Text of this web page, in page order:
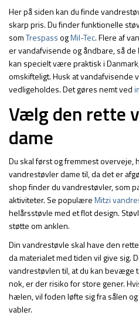
Her på siden kan du finde
skarp pris. Du finder funktionelle
somTrespassogMil-Tec. Flere af
er vandafvisende og åndbare, så de
kan specielt være praktisk i
omskifteligt. Husk at vandafvisende
vedligeholdes. Det gøres nemt ved
Vælg den rette
dame
Du skal først og fremmest overveje,
vandrestøvler dame til, da det er
shop finder du vandrestøvler, som
aktiviteter. Se populæreMitzi
helårsstøvle med et flot design.
støtte om anklen.
Din vandrestøvle skal have den
da materialet med tiden vil give sig.
vandrestøvlen til, at du kan bevæge
nok, er der risiko for store gener.
hælen, vil foden løfte sig fra sålen
vabler.